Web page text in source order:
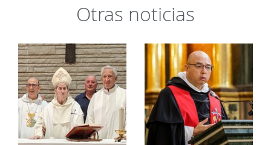
Otras noticias